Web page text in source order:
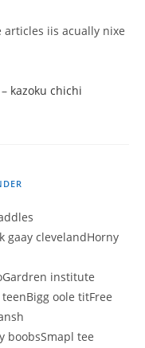
iis acually nixe
kazoku chichi
gaay clevelandHorny
institute
oole titFree
boobsSmapl tee